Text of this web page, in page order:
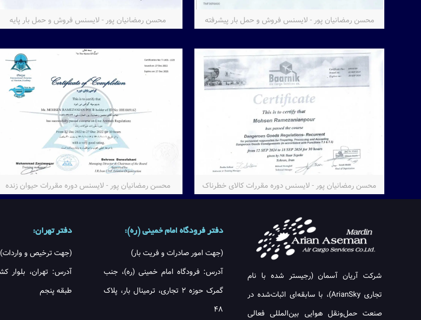
محسن رمضانیان پور - لایسنس فروش و حمل بار پیشرفته محسن رمضانیان پور - لایسنس فروش و حمل بار پایه
محسن رمضانیان پور - لایسنس دوره مقررات کالای خطرناک محسن رمضانیان پور - لایسنس دوره مقررات حیوان زنده
شرکت آریان آسمان (رجیستر شده با نام
تجاری ArianSky)، با سابقه‌ای اثبات‌شده در
صنعت حمل‌ونقل هوایی بین‌المللی فعالی
دفتر فرودگاه امام خمینی (ره):
(جهت امور صادرات و فریت بار)
آدرس: فرودگاه امام خمینی (ره)، جنب
گمرک حوزه ۲ تجاری، ترمینال بار، پلاک
۴۸
دفتر تهران:
(جهت ترخیص و واردات)
طبقه پنجم